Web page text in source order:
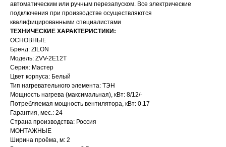
автоматическим или ручным перезапуском. Все электрические
подключения при производстве осуществляются
квалифицированными специалистами
ТЕХНИЧЕСКИЕ ХАРАКТЕРИСТИКИ:
ОСНОВНЫЕ
Бренд: ZILON
Модель: ZVV-2E12T
Серия: Мастер
Цвет корпуса: Белый
Тип нагревательного элемента: ТЭН
Мощность нагрева (максимальная), кВт: 8/12/-
Потребляемая мощность вентилятора, кВт: 0.17
Гарантия, мес.: 24
Страна производства: Россия
МОНТАЖНЫЕ
Ширина проёма, м: 2